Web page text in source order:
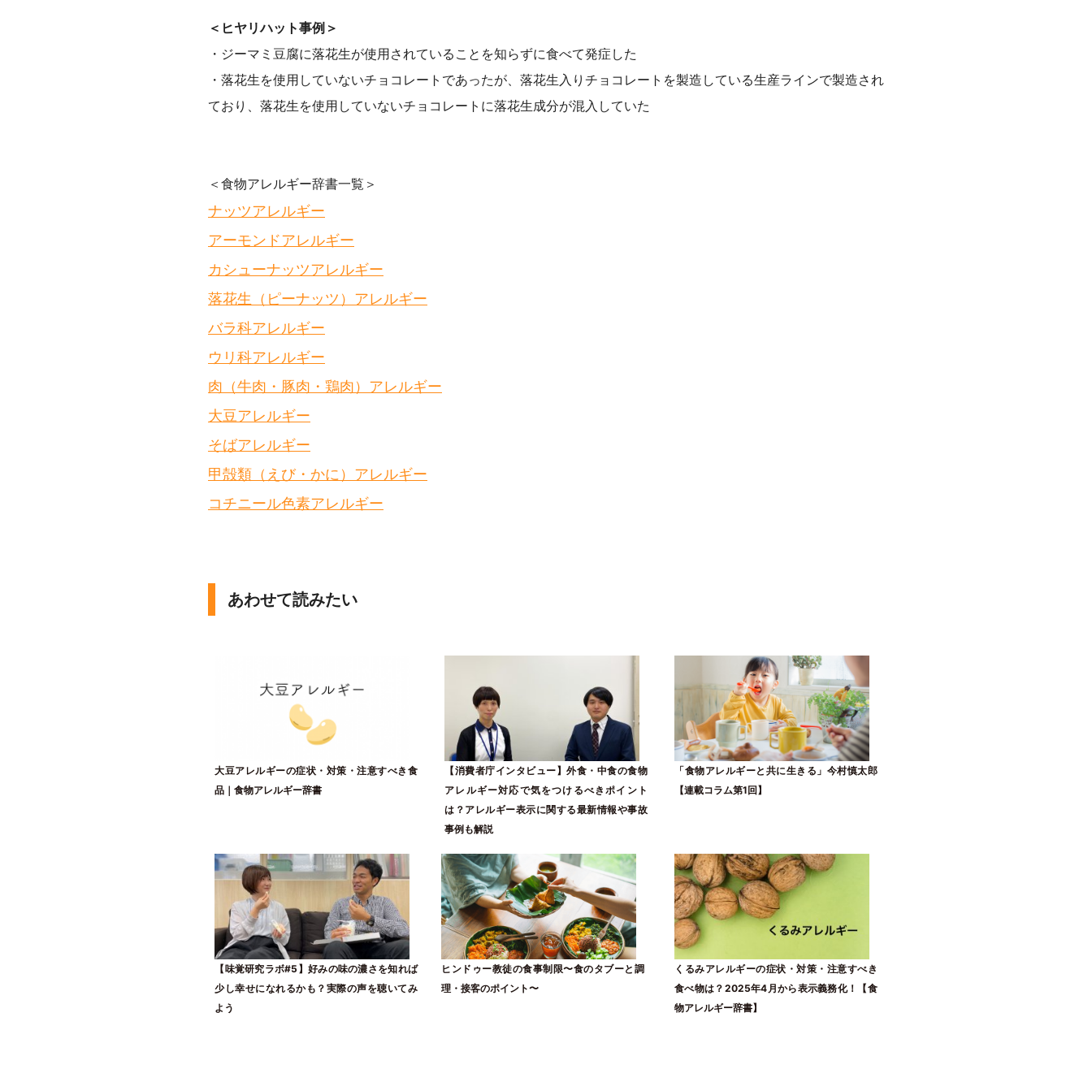
＜ヒヤリハット事例＞
・ジーマミ豆腐に落花生が使用されていることを知らずに食べて発症した
・落花生を使用していないチョコレートであったが、落花生入りチョコレートを製造している生産ラインで製造され
ており、落花生を使用していないチョコレートに落花生成分が混入していた
＜食物アレルギー辞書一覧＞
ナッツアレルギー
アーモンドアレルギー
カシューナッツアレルギー
落花生（ピーナッツ）アレルギー
バラ科アレルギー
ウリ科アレルギー
肉（牛肉・豚肉・鶏肉）アレルギー
大豆アレルギー
そばアレルギー
甲殻類（えび・かに）アレルギー
コチニール色素アレルギー
あわせて読みたい
大豆アレルギーの症状・対策・注意すべき食
品｜食物アレルギー辞書
【消費者庁インタビュー】外食・中食の食物
アレルギー対応で気をつけるべきポイント
は？アレルギー表示に関する最新情報や事故
事例も解説
「食物アレルギーと共に生きる」今村慎太郎
【連載コラム第1回】
【味覚研究ラボ#5】好みの味の濃さを知れば
少し幸せになれるかも？実際の声を聴いてみ
よう
ヒンドゥー教徒の食事制限〜食のタブーと調
理・接客のポイント〜
くるみアレルギーの症状・対策・注意すべき
食べ物は？2025年4月から表示義務化！【食
物アレルギー辞書】